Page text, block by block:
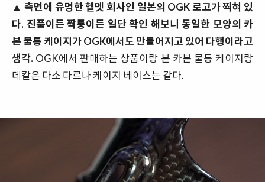
▲측면에 유명한 헬멧 회사인 일본의 OGK 로고가 찍혀 있
다. 진품이든 짝퉁이든 일단 확인 해보니 동일한 모양의 카
본 물통 케이지가 OGK에서도 만들어지고 있어 다행이라고
생각. OGK에서 판매하는 상품이랑 본 카본 물통 케이지랑
데칼은 다소 다르나 케이지 베이스는 같다.